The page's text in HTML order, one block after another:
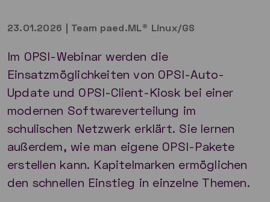
23.01.2026 | Team paed.ML® Linux/GS
Im OPSI-Webinar werden die
Einsatzmöglichkeiten von OPSI-Auto-
Update und OPSI-Client-Kiosk bei einer
modernen Softwareverteilung im
schulischen Netzwerk erklärt. Sie lernen
außerdem, wie man eigene OPSI-Pakete
erstellen kann. Kapitelmarken ermöglichen
den schnellen Einstieg in einzelne Themen.